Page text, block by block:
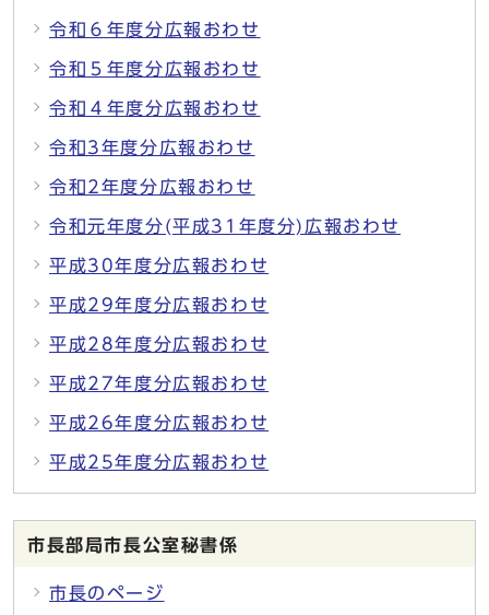
令和６年度分広報おわせ
令和５年度分広報おわせ
令和４年度分広報おわせ
令和3年度分広報おわせ
令和2年度分広報おわせ
令和元年度分(平成31年度分)広報おわせ
平成30年度分広報おわせ
平成29年度分広報おわせ
平成28年度分広報おわせ
平成27年度分広報おわせ
平成26年度分広報おわせ
平成25年度分広報おわせ
市長部局市長公室秘書係
市長のページ